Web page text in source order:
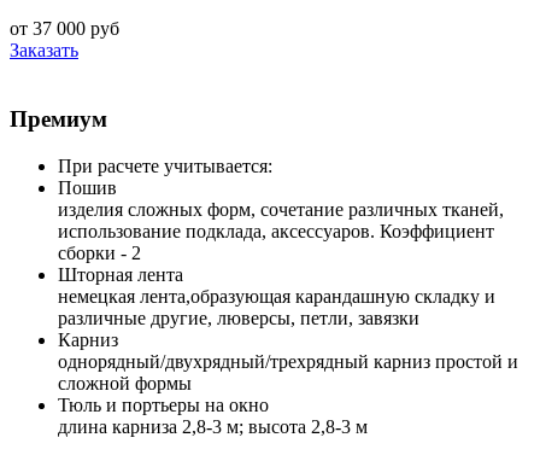
от 37 000 руб
Заказать
Премиум
При расчете учитывается:
Пошив
изделия сложных форм, сочетание различных тканей,
использование подклада, аксессуаров. Коэффициент
сборки - 2
Шторная лента
немецкая лента,образующая карандашную складку и
различные другие, люверсы, петли, завязки
Карниз
однорядный/двухрядный/трехрядный карниз простой и
сложной формы
Тюль и портьеры на окно
длина карниза 2,8-3 м; высота 2,8-3 м